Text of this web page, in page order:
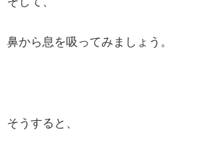
鼻から息を吸ってみましょう。
そうすると、